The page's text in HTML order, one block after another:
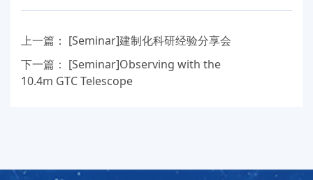
上一篇： [Seminar]建制化科研经验分享会
下一篇： [Seminar]Observing with the
10.4m GTC Telescope